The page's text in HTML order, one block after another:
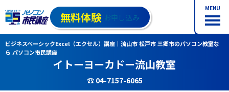
MENU
無料体験 お申し込み
ビジネスベーシックExcel（エクセル）講座｜流山市 松戸市 三郷市のパソコン教室な
ら パソコン市民講座
イトーヨーカドー流山教室
☎ 04-7157-6065